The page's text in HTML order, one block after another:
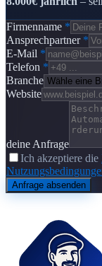
Firmenname *
Ansprechpartner *
E-Mail *
Telefon *
Branche
Website
deine Anfrage
Ich akzeptiere die
Anfrage absenden